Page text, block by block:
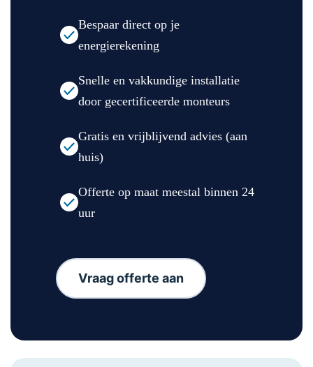
Bespaar direct op je
energierekening
Snelle en vakkundige installatie
door gecertificeerde monteurs
Gratis en vrijblijvend advies (aan
huis)
Offerte op maat meestal binnen 24
uur
Vraag offerte aan